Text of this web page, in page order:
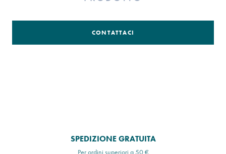
CONTATTACI
SPEDIZIONE GRATUITA
Per ordini superiori a 50 €